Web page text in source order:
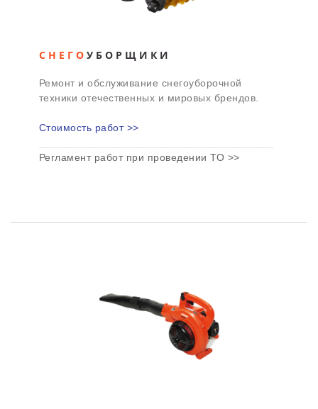
СНЕГО УБОРЩИКИ
Ремонт и обслуживание снегоуборочной
техники отечественных и мировых брендов.
Стоимость работ >>
Регламент работ при проведении ТО >>